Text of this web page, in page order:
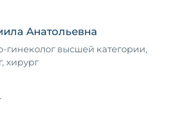
Анатольевна
гинеколог высшей категории,
хирург